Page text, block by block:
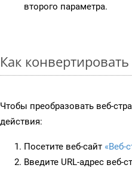
второго параметра.
Как
Чтобы преобразовать веб-
действия:
Посетите веб-сайт «Веб-
Введите URL-адрес веб-